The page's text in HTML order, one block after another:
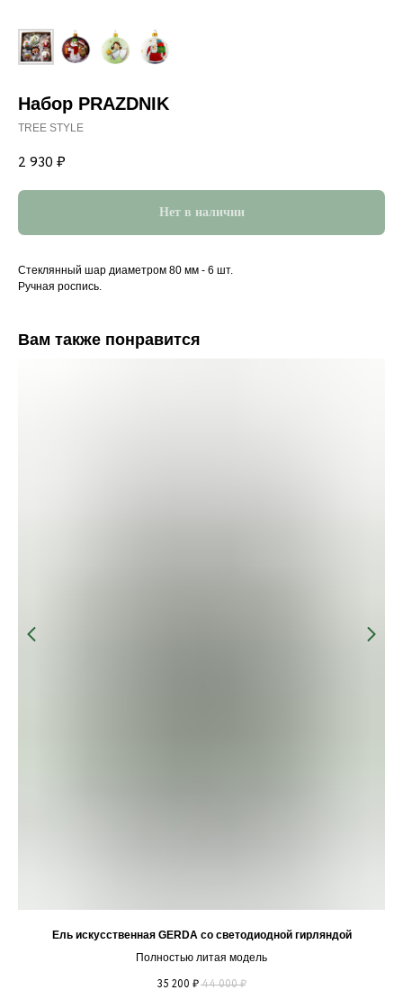
Набор PRAZDNIK
TREE STYLE
2 930 ₽
Нет в наличии
Стеклянный шар диаметром 80 мм - 6 шт.
Ручная роспись.
Вам также понравится
Ель искусственная GERDA со светодиодной гирляндой
Полностью литая модель
35 200 ₽44 000₽